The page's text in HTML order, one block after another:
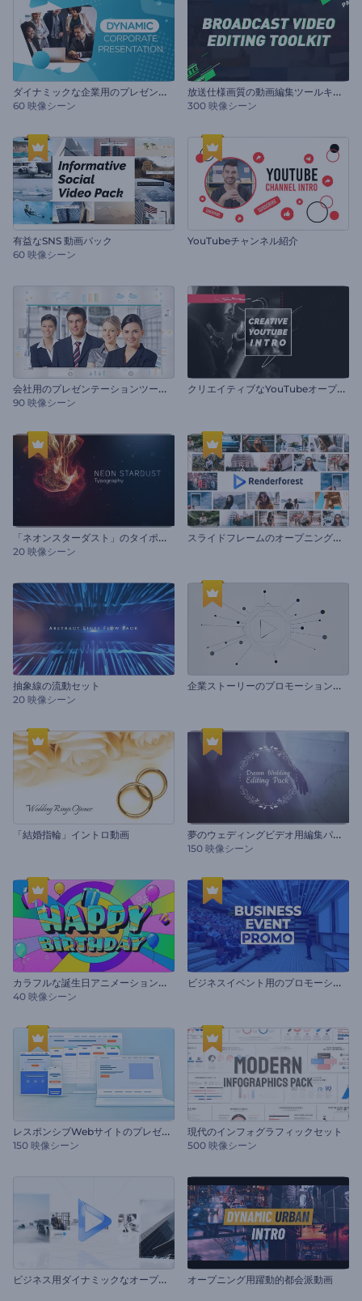
ダ
イナミックな企業用のプレゼンテーション
60 映像シーン
放
送仕様画質の動画編集ツールキット
300 映像シーン
有益なSNS 動画パック
60 映像シーン
YouTubeチャンネル紹介
会
社用のプレゼンテーションツールキット
90 映像シーン
ク
リエイティブなYouTubeオープニング動画
「
ネオンスターダスト」のタイポグラフィー
20 映像シーン
ス
ライドフレームのオープニング動画
抽象線の流動セット
20 映像シーン
企
業ストーリーのプロモーションビデオ
「結婚指輪」イントロ動画 夢
のウェディングビデオ用編集パック
150 映像シーン
カ
ラフルな誕生日アニメーションパック
40 映像シーン
ヒ
゙ジネスイベント用のプロモーションビデオ
レ
スポンシブWebサイトのプレゼンテーション
150 映像シーン
現代のインフォグラフィックセット
500 映像シーン
ビ
ジネス用ダイナミックなオープニング オープニング用躍動的都会派動画